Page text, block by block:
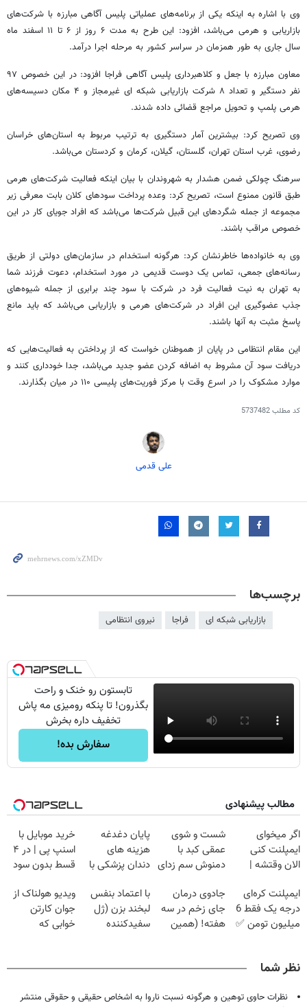
وی با اشاره به اینکه یکی از برنامه‌های عملیاتی پلیس آگاهی مبارزه با شرکت‌های
بازاریابی و هرمی می‌باشد، افزود: این طرح به مدت ۶ روز از ۶ تا ۱۱ اسفند ماه
سال جاری به طور همزمان در سراسر کشور به مرحله اجرا درآمد.
معاون مبارزه با جعل و کلاهبرداری پلیس آگاهی فراجا افزود: در این خصوص ۹۷
نفر دستگیر و تعداد ۸ شرکت بازاریابی شبکه
ای
غیرمجاز و ۴ مکان دسیسه‌های
هرمی پلمپ و تحویل مراجع قضائی داده شدند.
وی تصریح کرد: بیشترین آمار دستگیری به ترتیب مربوط به استان‌های خراسان
رضوی، غرب استان تهران، گلستان، گیلان، کرمان و کردستان می‌باشد.
سرهنگ چولکی ضمن هشدار به شهروندان با بیان اینکه فعالیت شرکت‌های هرمی
طبق قانون ممنوع است، تصریح کرد: وعده پرداخت سودهای کلان بابت معرفی زیر
مجموعه از جمله شگردهای این قبیل شرکت‌ها می‌باشد که افراد جویای کار در این
خصوص مراقب باشند.
وی به خانواده‌ها خاطرنشان کرد: هرگونه استخدام در سازمان‌های دولتی از طریق
رسانه‌های جمعی، تماس یک دوست قدیمی در مورد استخدام، دعوت فرزند شما
به تهران به نیت فعالیت فرد در شرکت با سود چند برابری از جمله شیوه‌های
جذب عضوگیری این افراد در شرکت‌های هرمی و بازاریابی می‌باشد که باید مانع
پاسخ مثبت به آنها باشند.
این مقام انتظامی در پایان از هموطنان خواست که از پرداختن به فعالیت‌هایی که
دریافت سود آن مشروط به اضافه کردن عضو جدید می‌باشد، جدا خودداری کنند و
موارد مشکوک را در اسرع وقت با مرکز فوریت‌های پلیسی ۱۱۰ در میان بگذارند.
کد مطلب5737482
علی قدمی
برچسب‌ها
بازاریابی شبکه ای فراجا نیروی انتظامی
تابستون رو خنک و راحت
بگذرون! تا پنکه رومیزی مه پاش
تخفیف داره بخرش
سفارش بده!
مطالب پیشنهادی
اگر میخوای
ایمپلنت کنی
الان وقتشه |
میلیون تومان!!!
شست و شوی
عمقی کبد با
دمنوش سم زدای
پایان دغدغه
هزینه های
دندان پزشکی با
خانگی
خرید موبایل با
اسنپ پی | در ۴
قسط بدون سود
ایمپلنت کره‌ای
درجه یک فقط 6
میلیون تومن ✅
جادوی درمان
جای زخم در سه
هفته! (همین
با اعتماد بنفس
لبخند بزن (ژل
سفیدکننده
ویدیو هولناک از
جوان کارتن
خوابی که
نظر شما
نظرات حاوی توهین و هرگونه نسبت ناروا به اشخاص حقیقی و حقوقی منتشر